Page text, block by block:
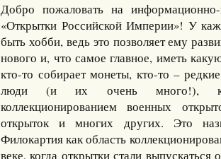
Добро пожаловать на информационно-
«Открытки Российской Империи»! У
быть хобби, ведь это позволяет ему
нового и, что самое главное, иметь
кто-то собирает монеты, кто-то –
люди (и их очень много!),
коллекционированием военных
открыток и многих других. Это
Филокартия как область
веке, когда открытки стали